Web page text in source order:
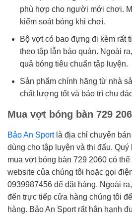
phù hợp cho người mới chơi.
kiểm soát bóng khi chơi.
Bộ vợt có bao đựng đi kèm rất
theo tập lẫn bảo quản. Ngoài
quả bóng tiêu chuẩn tập luyện.
Sản phẩm chính hãng từ nhà
chất lượng tốt và bảo trì chu
Mua vợt bóng bàn 729
Bảo An Sportlà địa chỉ chuyên
dùng cho tập luyện và thi đấu.
mua vợt bóng bàn 729 2060 có
website của chúng tôi hoặc gọi
0939987456 để đặt hàng. Ngoài
đến trực tiếp cửa hàng chúng tôi
hàng. Bảo An Sport rất hân hạnh